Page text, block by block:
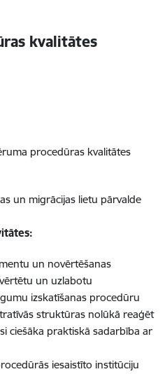
kvalitātes
procedūras kvalitātes
un migrācijas lietu pārvalde
un novērtēšanas
un uzlabotu
izskatīšanas procedūru
struktūras nolūkā reaģēt
ciešāka praktiskā sadarbība ar
iesaistīto institūciju